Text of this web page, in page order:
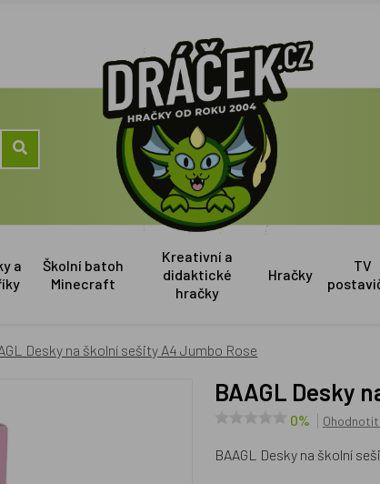
a
Školní batoh
Minecraft
Kreativní a
didaktické
hračky
Hračky
TV
Desky na školní sešity A4 Jumbo Rose
BAAGL Desky
0%
BAAGL Desky na školní